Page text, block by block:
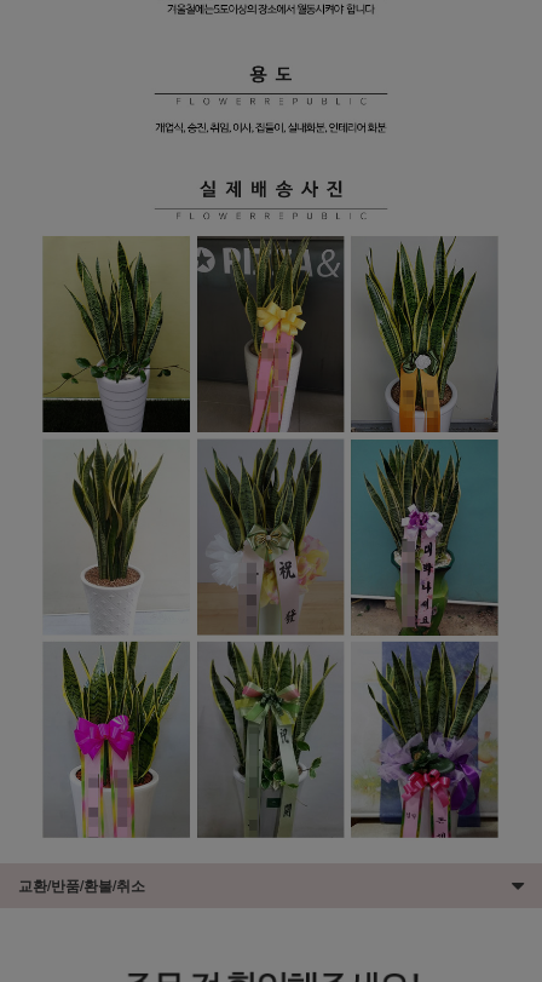
교환/반품/환불/취소